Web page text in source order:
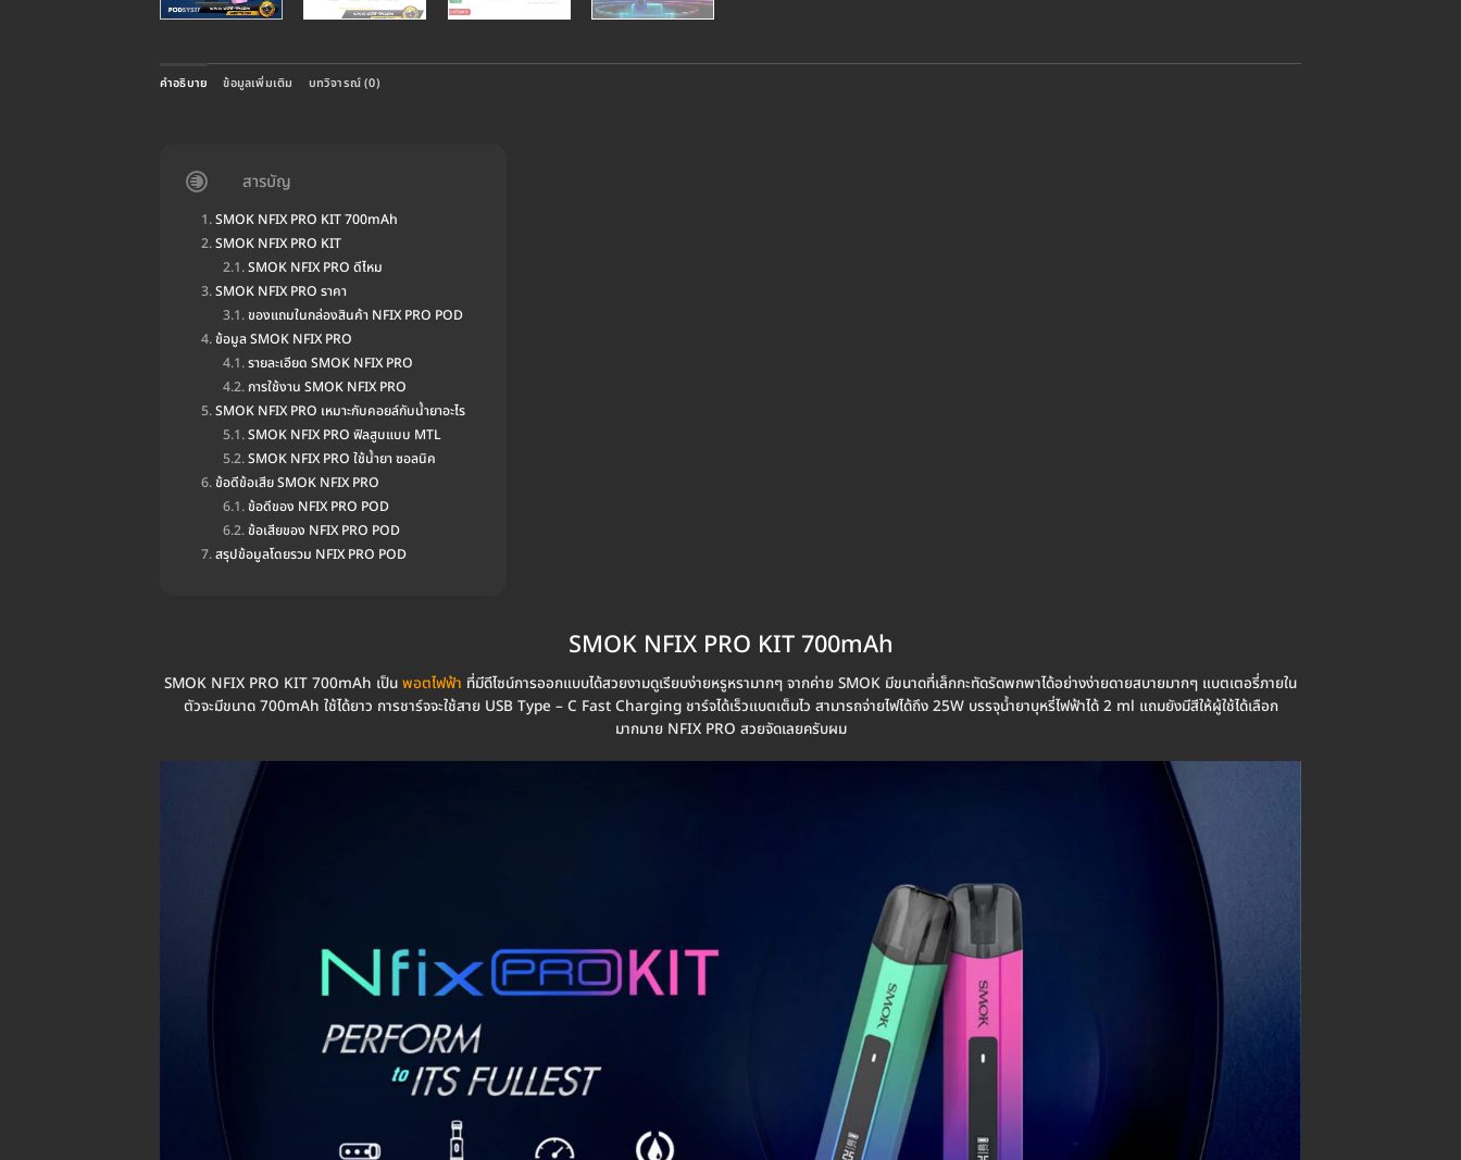
คำอธิบาย ข้อมูลเพิ่มเติม บทวิจารณ์ (0)
สารบัญ
SMOK NFIX PRO KIT 700mAh
SMOK NFIX PRO KIT
SMOK NFIX PRO ดีไหม
SMOK NFIX PRO ราคา
ของแถมในกล่องสินค้า NFIX PRO POD
ข้อมูล SMOK NFIX PRO
รายละเอียด SMOK NFIX PRO
การใช้งาน SMOK NFIX PRO
SMOK NFIX PRO เหมาะกับคอยล์กับน้ำยาอะไร
SMOK NFIX PRO ฟิลสูบแบบ MTL
SMOK NFIX PRO ใช้น้ำยา ซอลนิค
ข้อดีข้อเสีย SMOK NFIX PRO
ข้อดีของ NFIX PRO POD
ข้อเสียของ NFIX PRO POD
สรุปข้อมูลโดยรวม NFIX PRO POD
SMOK NFIX PRO KIT 700mAh
SMOK NFIX PRO KIT 700mAh เป็น พอตไฟฟ้า ที่มีดีไซน์การออกแบบได้สวยงามดูเรียบง่ายหรูหรามากๆ จากค่าย SMOK มีขนาดที่เล็กกะทัดรัดพกพาได้อย่างง่ายดายสบายมากๆ แบตเตอรี่ภายใน
ตัวจะมีขนาด 700mAh ใช้ได้ยาว การชาร์จจะใช้สาย USB Type – C Fast Charging ชาร์จได้เร็วแบตเต็มไว สามารถจ่ายไฟได้ถึง 25W บรรจุน้ำยาบุหรี่ไฟฟ้าได้ 2 ml แถมยังมีสีให้ผู้ใช้ได้เลือก
มากมาย NFIX PRO สวยจัดเลยครับผม